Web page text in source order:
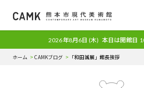
2026年8月6日 (木) 本日は開館日
ホーム CAMKブログ 「和田誠展」館長挨拶